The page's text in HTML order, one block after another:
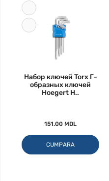
Набор ключей Torx Г-
образных ключей
Hoegert H..
151.00 MDL
CUMPARA